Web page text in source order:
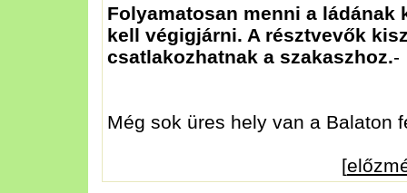
Folyamatosan menni a
kell végigjárni. A résztvevők
csatlakozhatnak a szakaszhoz.-
Még sok üres hely van a Balaton
[